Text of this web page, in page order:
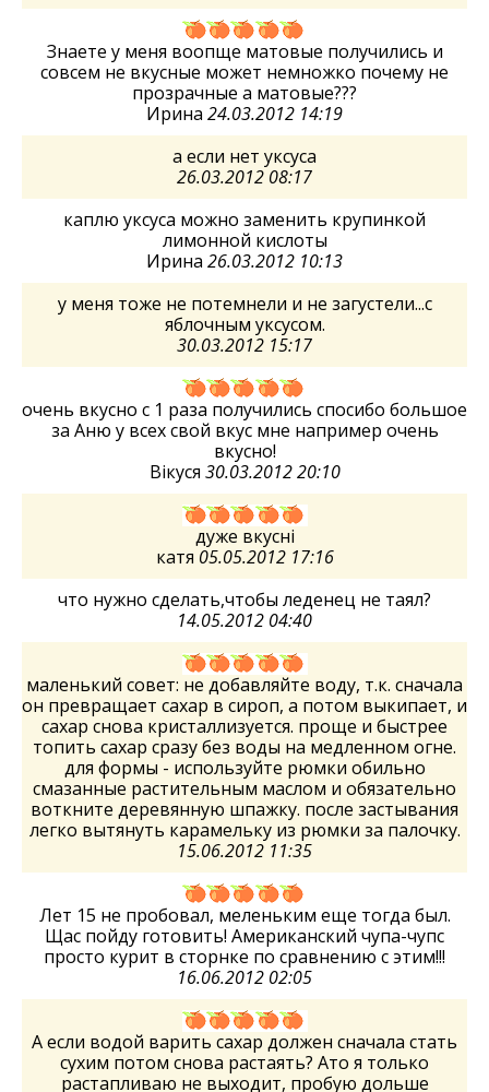
Знаете у меня воопще матовые получились и
совсем не вкусные может немножко почему не
прозрачные а матовые???
Ирина 24.03.2012 14:19
а если нет уксуса
26.03.2012 08:17
каплю уксуса можно заменить крупинкой
лимонной кислоты
Ирина 26.03.2012 10:13
у меня тоже не потемнели и не загустели...с
яблочным уксусом.
30.03.2012 15:17
очень вкусно с 1 раза получились спосибо большое
за Аню у всех свой вкус мне например очень
вкусно!
Вікуся 30.03.2012 20:10
дуже вкусні
катя 05.05.2012 17:16
что нужно сделать,чтобы леденец не таял?
14.05.2012 04:40
маленький совет: не добавляйте воду, т.к. сначала
он превращает сахар в сироп, а потом выкипает, и
сахар снова кристаллизуется. проще и быстрее
топить сахар сразу без воды на медленном огне.
для формы - используйте рюмки обильно
смазанные растительным маслом и обязательно
воткните деревянную шпажку. после застывания
легко вытянуть карамельку из рюмки за палочку.
15.06.2012 11:35
Лет 15 не пробовал, меленьким еще тогда был.
Щас пойду готовить! Американский чупа-чупс
просто курит в сторнке по сравнению с этим!!!
16.06.2012 02:05
А если водой варить сахар должен сначала стать
сухим потом снова растаять? Ато я только
растапливаю не выходит, пробую дольше